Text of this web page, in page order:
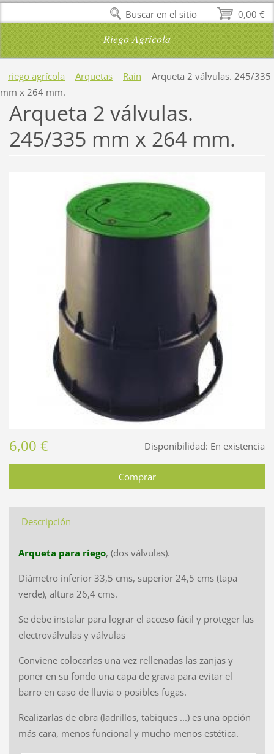
Riego Agrícola
riego agrícola Arquetas Rain
Arqueta 2 válvulas. 245/335
mm x 264 mm.
Arqueta 2 válvulas.
245/335 mm x 264 mm.
Disponibilidad: En existencia
6,00 €
Descripción
Arqueta para riego, (dos válvulas).
Diámetro inferior 33,5 cms, superior 24,5 cms (tapa
verde), altura 26,4 cms.
Se debe instalar para lograr el acceso fácil y proteger las
electroválvulas y válvulas
Conviene colocarlas una vez rellenadas las zanjas y
poner en su fondo una capa de grava para evitar el
barro en caso de lluvia o posibles fugas.
Realizarlas de obra (ladrillos, tabiques ...) es una opción
más cara, menos funcional y mucho menos estética.
0,00 €
Buscar en el sitio